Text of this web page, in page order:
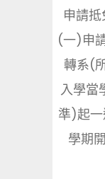
申請
(一)申
轉系(
入學當
準)起一
學期